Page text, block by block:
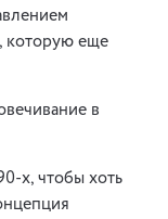
которую еще
в
х, чтобы хоть